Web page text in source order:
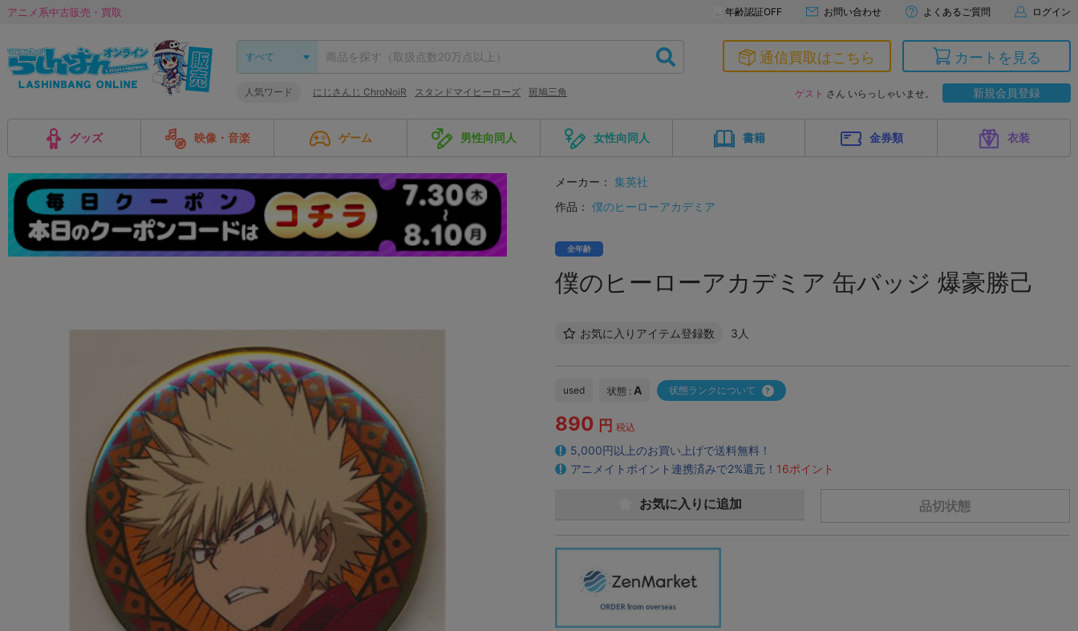
アニメ系中古販売・買取 年齢認証OFF お問い合わせ よくあるご質問 ログイン
人気ワード にじさんじ ChroNoiR スタンドマイヒーローズ 斑鳩三角
通信買取はこちら カートを見る
ゲスト さん いらっしゃいませ。 新規会員登録
グッズ 映像・音楽 ゲーム 男性向同人 女性向同人 書籍 金券類 衣装
メーカー： 集英社
作品： 僕のヒーローアカデミア
全年齢
僕のヒーローアカデミア 缶バッジ 爆豪勝己
お気に入りアイテム登録数 3人
used 状態 : A 状態ランクについて
890 円 税込
5,000円以上のお買い上げで送料無料！
アニメイトポイント連携済みで2%還元！ 16ポイント
品切状態
お気に入りに追加